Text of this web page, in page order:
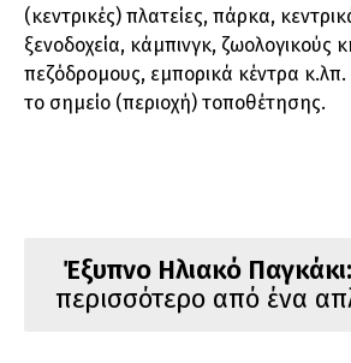
(κεντρικές) πλατείες, πάρκα,
ξενοδοχεία, κάμπινγκ, ζωολογικούς
πεζόδρομους, εμπορικά κέντρα
το σημείο (περιοχή) τοποθέτησης.
Έξυπνο Ηλιακό Παγκάκι:
περισσότερο από ένα